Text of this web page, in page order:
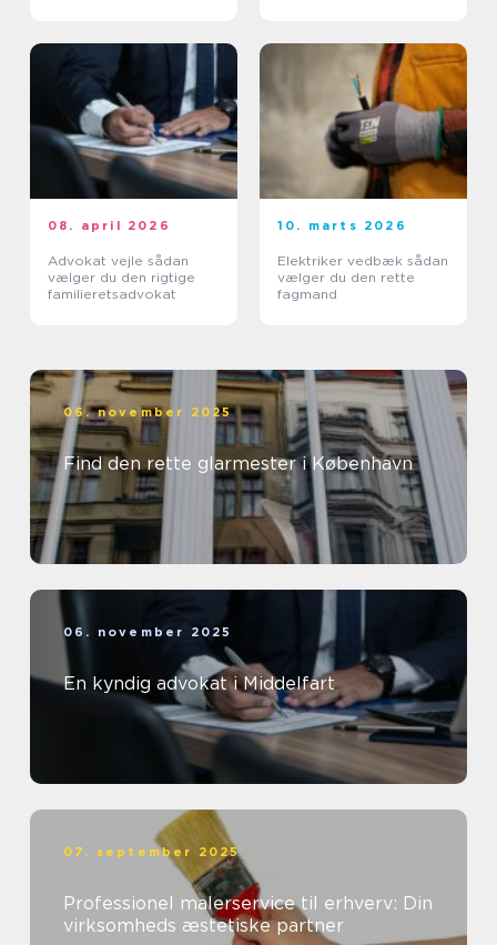
08. april 2026
Advokat vejle sådan
vælger du den rigtige
familieretsadvokat
10. marts 2026
Elektriker vedbæk sådan
vælger du den rette
fagmand
06. november 2025
Find den rette glarmester i København
06. november 2025
En kyndig advokat i Middelfart
07. september 2025
Professionel malerservice til erhverv: Din
virksomheds æstetiske partner